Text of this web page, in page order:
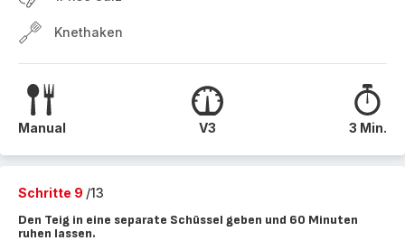
Knethaken
Manual V3 3 Min.
Schritte 9 /13
Den Teig in eine separate Schüssel geben und 60 Minuten
ruhen lassen.